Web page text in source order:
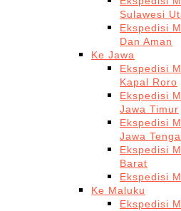
Sulawesi
Ekspedisi
Dan Aman
Ke Jawa
Ekspedisi
Kapal Roro
Ekspedisi
Jawa Timur
Ekspedisi
Jawa
Ekspedisi
Barat
Ekspedisi
Ke Maluku
Ekspedisi